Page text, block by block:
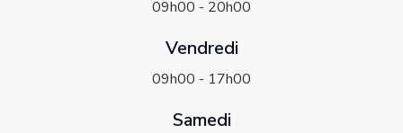
09h00 - 20h00
Vendredi
09h00 - 17h00
Samedi